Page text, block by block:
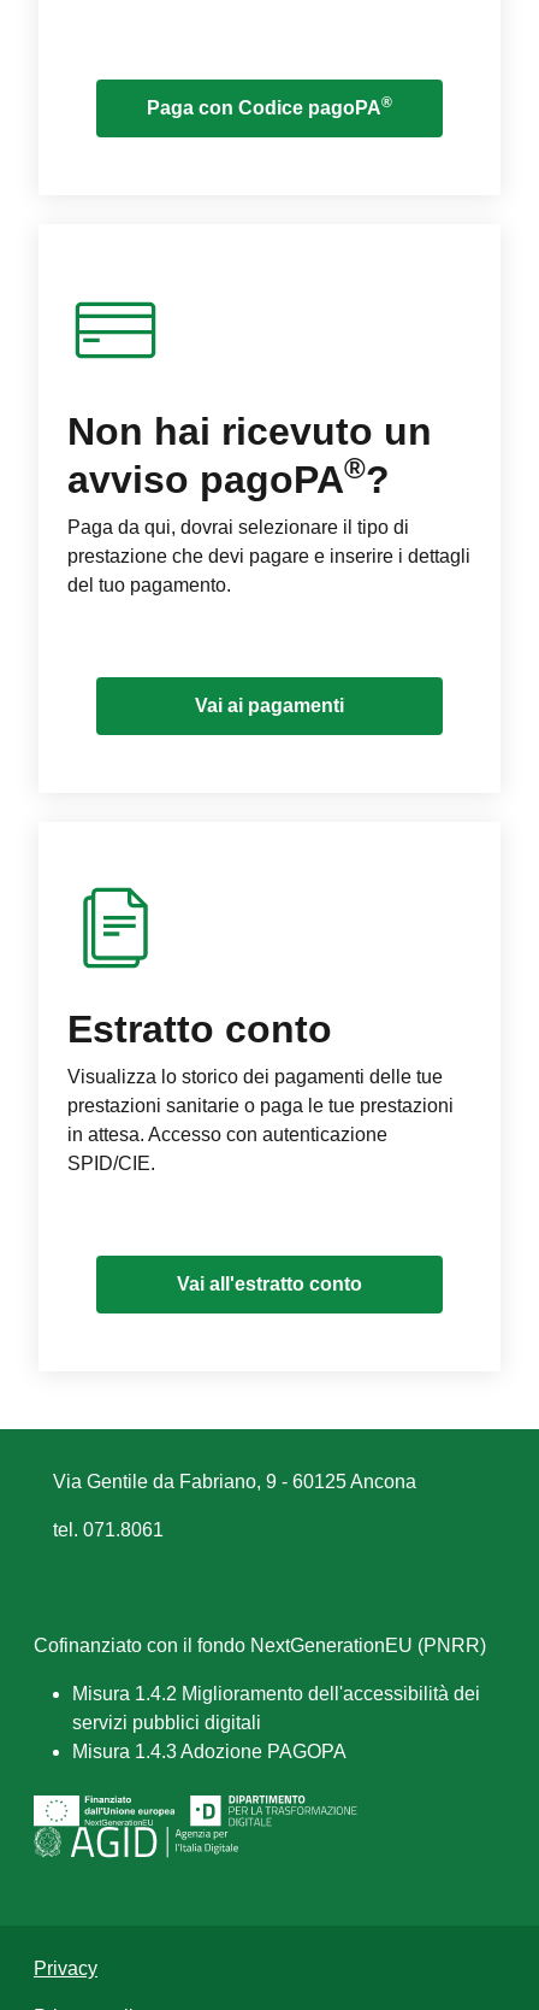
Paga con Codice pagoPA®
Non hai ricevuto un
avviso pagoPA®?
Paga da qui, dovrai selezionare il tipo di
prestazione che devi pagare e inserire i dettagli
del tuo pagamento.
Vai ai pagamenti
Estratto conto
Visualizza lo storico dei pagamenti delle tue
prestazioni sanitarie o paga le tue prestazioni
in attesa. Accesso con autenticazione
SPID/CIE.
Vai all'estratto conto
Via Gentile da Fabriano, 9 - 60125 Ancona
tel. 071.8061
Cofinanziato con il fondo NextGenerationEU (PNRR)
Misura 1.4.2 Miglioramento dell'accessibilità dei
servizi pubblici digitali
Misura 1.4.3 Adozione PAGOPA
Privacy